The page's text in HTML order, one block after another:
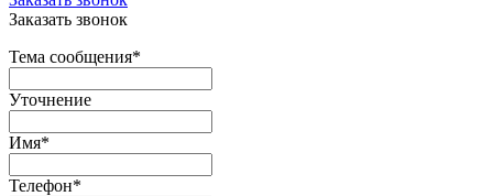
Заказать звонок
Тема сообщения*
Уточнение
Имя*
Телефон*